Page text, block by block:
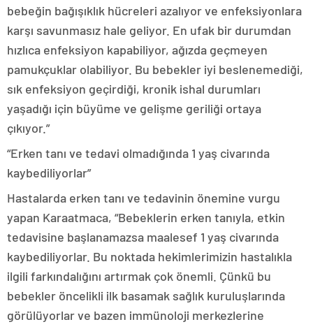
bebeğin bağışıklık hücreleri azalıyor ve enfeksiyonlara
karşı savunmasız hale geliyor. En ufak bir durumdan
hızlıca enfeksiyon kapabiliyor, ağızda geçmeyen
pamukçuklar olabiliyor. Bu bebekler iyi beslenemediği,
sık enfeksiyon geçirdiği, kronik ishal durumları
yaşadığı için büyüme ve gelişme geriliği ortaya
çıkıyor.”
“Erken tanı ve tedavi olmadığında 1 yaş civarında
kaybediliyorlar”
Hastalarda erken tanı ve tedavinin önemine vurgu
yapan Karaatmaca, “Bebeklerin erken tanıyla, etkin
tedavisine başlanamazsa maalesef 1 yaş civarında
kaybediliyorlar. Bu noktada hekimlerimizin hastalıkla
ilgili farkındalığını artırmak çok önemli. Çünkü bu
bebekler öncelikli ilk basamak sağlık kuruluşlarında
görülüyorlar ve bazen immünoloji merkezlerine